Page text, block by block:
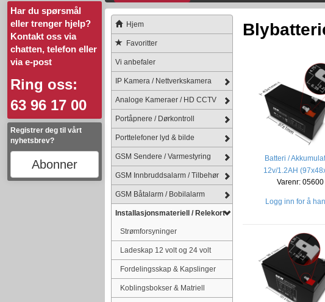
Har du spørsmål
eller trenger hjelp?
Kontakt oss via
chatten, telefon eller
via e-post
Ring oss:
63 96 17 00
Registrer deg til vårt
nyhetsbrev?
Abonner
Hjem
Favoritter
Vi anbefaler
IP Kamera / Nettverkskamera
Analoge Kameraer / HD CCTV
Portåpnere / Dørkontroll
Porttelefoner lyd & bilde
GSM Sendere / Varmestyring
GSM Innbruddsalarm / Tilbehør
GSM Båtalarm / Bobilalarm
Installasjonsmateriell / Relekort
Strømforsyninger
Ladeskap 12 volt og 24 volt
Fordelingsskap & Kapslinger
Koblingsbokser & Matriell
Batteri /
12v/1.2AH
Varenr: 05600
Logg inn for å